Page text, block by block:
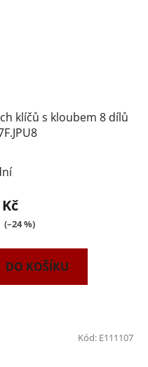
klíčů s kloubem 8 dílů
(–24 %)
DO KOŠÍKU
Kód: E111107